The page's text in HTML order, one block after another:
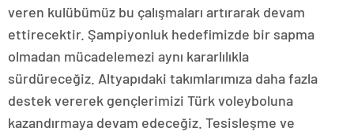
veren kulübümüz bu çalışmaları artırarak devam
ettirecektir. Şampiyonluk hedefimizde bir sapma
olmadan mücadelemezi aynı kararlılıkla
sürdüreceğiz. Altyapıdaki takımlarımıza daha fazla
destek vererek gençlerimizi Türk voleyboluna
kazandırmaya devam edeceğiz. Tesisleşme ve